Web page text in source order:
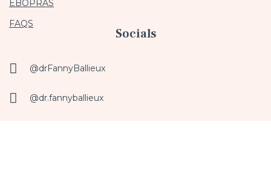
EBOPRAS
FAQS
Socials
@drFannyBallieux
@dr.fannyballieux